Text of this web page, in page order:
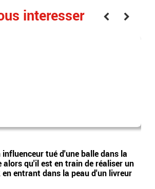
interesser
tué d'une balle dans la
alors qu'il est en train de réaliser un
entrant dans la peau d'un livreur